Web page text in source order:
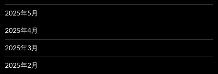
2025年5月
2025年4月
2025年3月
2025年2月